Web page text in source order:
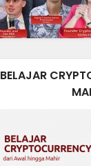
BELAJAR